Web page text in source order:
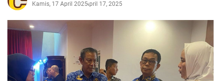
Kamis, 17 April 2025April 17, 2025